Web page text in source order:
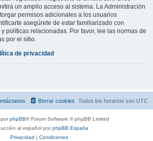
un amplio acceso al sistema. La Administración
permisos adicionales a los usuarios
asegúrete de estar familiarizado con
políticas relacionadas. Por favor, lee las normas de
por el sitio.
de privacidad
Todos los horarios son UTC
Borrar cookies
porphpBB® Forum Software © phpBB Limited
al español porphpBB España
Privacidad | Condiciones